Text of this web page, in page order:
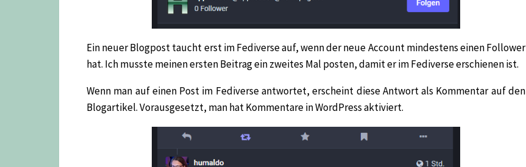
Ein neuer Blogpost taucht erst im Fediverse auf, wenn der neue Account mindestens einen Follower
hat. Ich musste meinen ersten Beitrag ein zweites Mal posten, damit er im Fediverse erschienen ist.
Wenn man auf einen Post im Fediverse antwortet, erscheint diese Antwort als Kommentar auf den
Blogartikel. Vorausgesetzt, man hat Kommentare in WordPress aktiviert.